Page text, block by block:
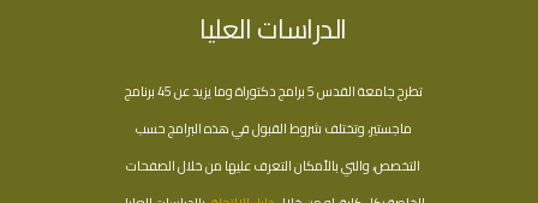
الدراسات العليا
تطرح جامعة القدس 5 برامج دكتوراة وما يزيد عن 45 برنامج
ماجستير، وتختلف شروط القبول في هذه البرامج حسب
التخصص، والتي بالأمكان التعرف عليها من خلال الصفحات